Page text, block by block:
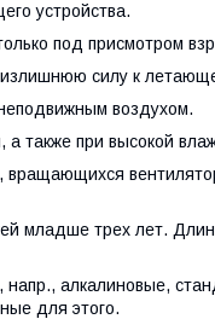
устройства.
под присмотром
силу к
воздухом.
также при высокой
вращающихся
младше трех лет.
алкалиновые,
для этого.